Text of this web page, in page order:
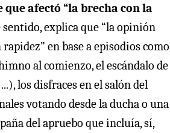
afectó “la brecha con la
sentido, explica que “la opinión
en base a episodios como
al comienzo, el escándalo de
los disfraces en el salón del
votando desde la ducha o una
del apruebo que incluía, sí,